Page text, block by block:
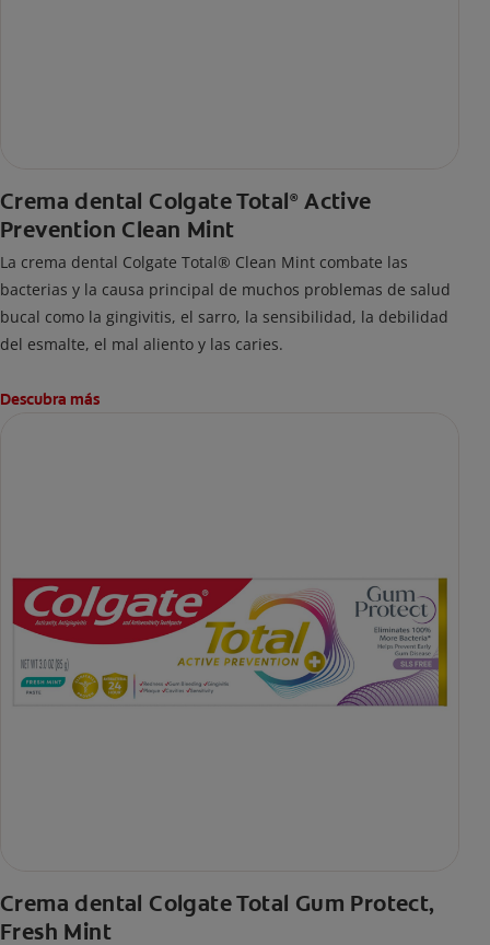
Crema dental Colgate Total® Active
Prevention Clean Mint
La crema dental Colgate Total® Clean Mint combate las
bacterias y la causa principal de muchos problemas de salud
bucal como la gingivitis, el sarro, la sensibilidad, la debilidad
del esmalte, el mal aliento y las caries.
Descubra más
Crema dental Colgate Total Gum Protect,
Fresh Mint